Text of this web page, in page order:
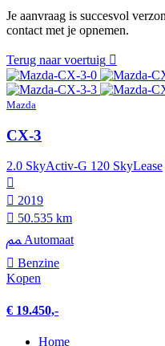
Je aanvraag is succesvol
contact met je opnemen.
Terug naar voertuig
Mazda
CX-3
2.0 SkyActiv-G 120 SkyLease
2019
50.535 km
Automaat
Benzine
Kopen
€ 19.450,-
Home